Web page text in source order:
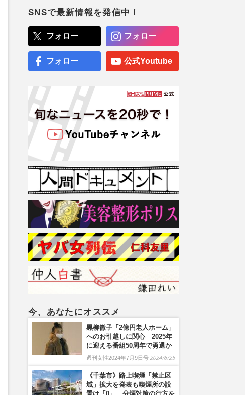
SNSで最新情報を発信中！
フォロー フォロー
フォロー 公式Youtube
今、あなたにオススメ
黒柳徹子「2億円老人ホーム」
へのお引越しに関心 2025年
に迎える番組50周年で勇退か
週刊女性2024年7月9日号 2024/6/25
《千葉市》路上喫煙「禁止区
域」拡大を発表も喫煙所の設